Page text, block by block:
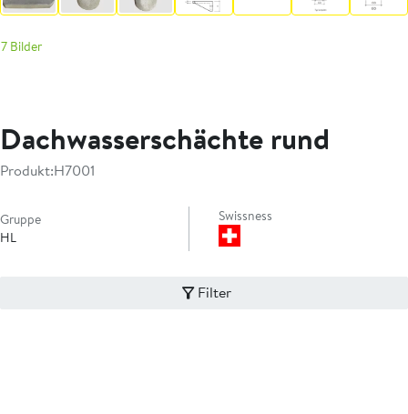
7 Bilder
Dachwasserschächte rund
Produkt:H7001
Gruppe
HL
Swissness
Filter